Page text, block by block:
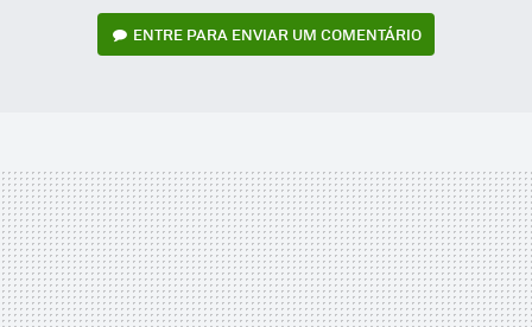
ENTRE PARA ENVIAR UM COMENTÁRIO